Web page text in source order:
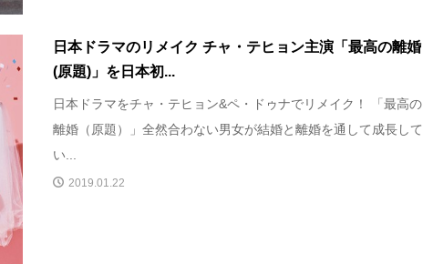
日本ドラマのリメイク チャ・テヒョン主演「最高の離婚
(原題)」​を日本初...
日本ドラマをチャ・テヒョン&ペ・ドゥナでリメイク！ 「最高の
離婚（原題）」全然合わない男女が結婚と離婚を通して成長して
い...
2019.01.22